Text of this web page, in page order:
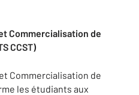
Commercialisation de
CCST)
Commercialisation de
les étudiants aux